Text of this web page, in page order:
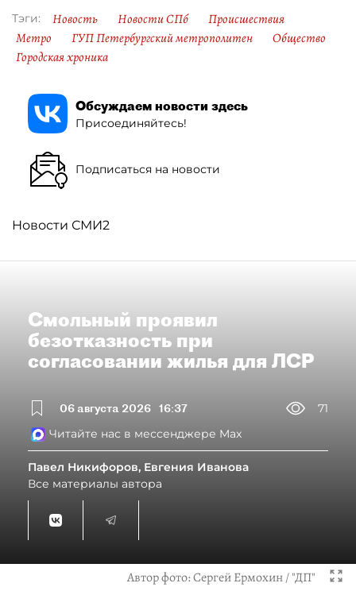
Тэги: Новость Новости СПб
Происшествия
Метро
ГУП Петербургский метрополитен
Общество
Городская хроника
Обсуждаем новости здесь
Присоединяйтесь!
Подписаться на новости
Новости СМИ2
Смольный проявил
безотказность при
согласовании жилья для ЛСР
06 августа 2026 16:37
71
Читайте нас в мессенджере Max
Павел Никифоров, Евгения Иванова
Все материалы автора
Автор фото:Сергей Ермохин / "ДП"